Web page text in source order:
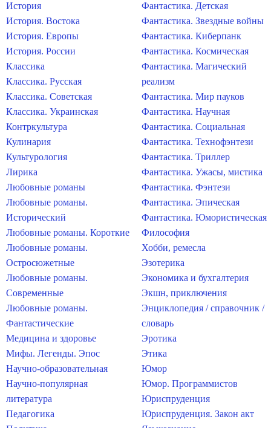
История
История. Востока
История. Европы
История. России
Классика
Классика. Русская
Классика. Советская
Классика. Украинская
Контркультура
Кулинария
Культурология
Лирика
Любовные романы
Любовные романы.
Исторический
Любовные романы. Короткие
Любовные романы.
Остросюжетные
Любовные романы.
Современные
Любовные романы.
Фантастические
Медицина и здоровье
Мифы. Легенды. Эпос
Научно-образовательная
Научно-популярная
литература
Педагогика
Фантастика. Детская
Фантастика. Звездные войны
Фантастика. Киберпанк
Фантастика. Космическая
Фантастика. Магический
реализм
Фантастика. Мир пауков
Фантастика. Научная
Фантастика. Социальная
Фантастика. Технофэнтези
Фантастика. Триллер
Фантастика. Ужасы, мистика
Фантастика. Фэнтези
Фантастика. Эпическая
Фантастика. Юмористическая
Философия
Хобби, ремесла
Эзотерика
Экономика и бухгалтерия
Экшн, приключения
Энциклопедия / справочник /
словарь
Эротика
Этика
Юмор
Юмор. Программистов
Юриспруденция
Юриспруденция. Закон акт